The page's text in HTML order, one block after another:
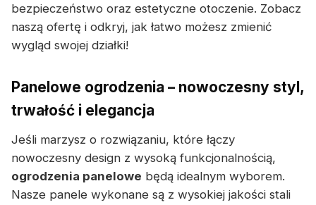
bezpieczeństwo oraz estetyczne otoczenie. Zobacz
naszą ofertę i odkryj, jak łatwo możesz zmienić
wygląd swojej działki!
Panelowe ogrodzenia – nowoczesny styl,
trwałość i elegancja
Jeśli marzysz o rozwiązaniu, które łączy
nowoczesny design z wysoką funkcjonalnością,
ogrodzenia panelowe będą idealnym wyborem.
Nasze panele wykonane są z wysokiej jakości stali